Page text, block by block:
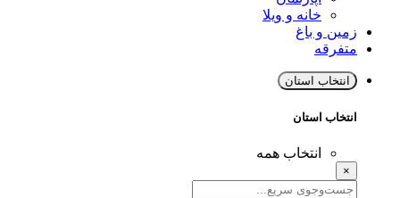
خانه و ویلا
زمین و باغ
متفرقه
انتخاب استان
انتخاب استان
انتخاب همه
×